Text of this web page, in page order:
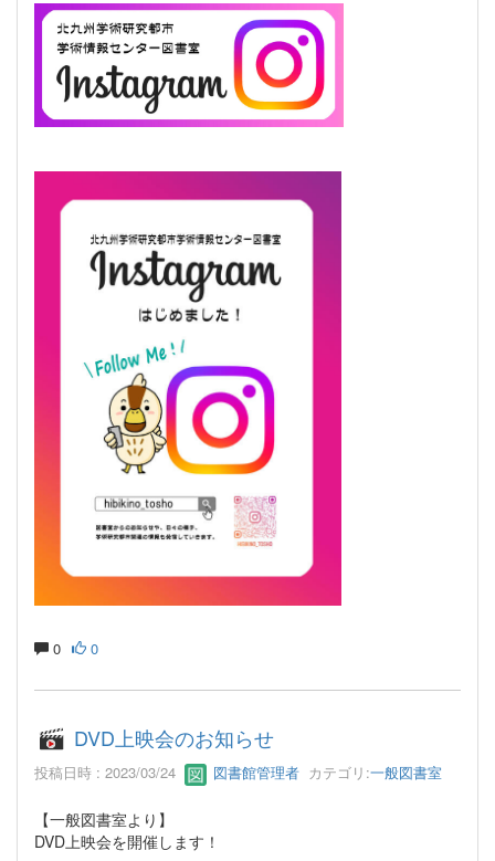
0 0
DVD上映会のお知らせ
投稿日時 : 2023/03/24 図書館管理者 カテゴリ:一般図書室
【一般図書室より】
DVD上映会を開催します！